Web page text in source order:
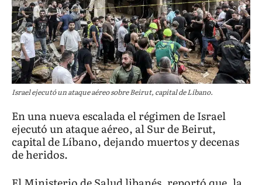
Israel ejecutó un ataque aéreo sobre Beirut, capital de Líbano.
En una nueva escalada el régimen de Israel
ejecutó un ataque aéreo, al Sur de Beirut,
capital de Líbano, dejando muertos y decenas
de heridos.